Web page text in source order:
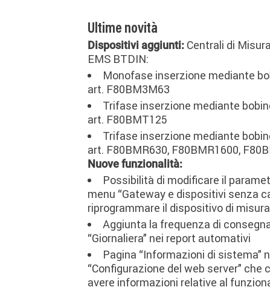
Ultime novità
Dispositivi aggiunti: Centrali di
EMS BTDIN:
Monofase inserzione mediante
art. F80BM3M63
Trifase inserzione mediante
art. F80BMT125
Trifase inserzione mediante
art. F80BMR630, F80BMR1600,
Nuove funzionalità:
Possibilità di modificare il
menu “Gateway e dispositivi senza
riprogrammare il dispositivo di
Aggiunta la frequenza di
“Giornaliera” nei report automativi
Pagina “Informazioni di sistema”
“Configurazione del web server” che
avere informazioni relative al